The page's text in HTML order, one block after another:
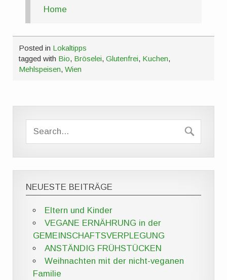
Home
Posted in Lokaltipps
tagged with Bio, Bröselei,Glutenfrei, Kuchen,
Mehlspeisen,Wien
NEUESTE BEITRÄGE
Eltern und Kinder
VEGANE ERNÄHRUNG in der
GEMEINSCHAFTSVERPLEGUNG
ANSTÄNDIG FRÜHSTÜCKEN
Weihnachten mit der nicht-veganen
Familie